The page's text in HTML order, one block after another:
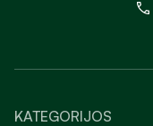
KATEGORIJOS